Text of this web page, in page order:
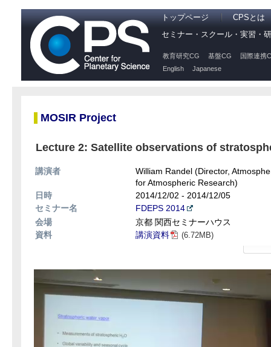
トップページ
CPSとは
セミナー・スクール・実習・
教育研究CG 基盤CG
国際連携
English
Japanese
MOSIR Project
Lecture 2: Satellite observations of
講演者
William Randel (Director,
for Atmospheric Research)
日時
2014/12/02 - 2014/12/05
セミナー名
FDEPS 2014
会場
京都 関西セミナーハウス
資料
講演資料 (6.72MB)